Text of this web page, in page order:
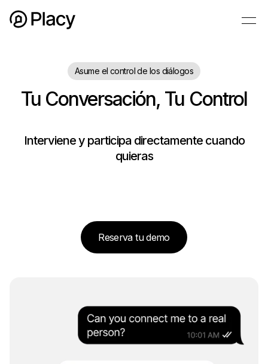
Asume el control de los diálogos
Tu Conversación, Tu Control
Interviene y participa directamente cuando
quieras
Reserva tu demo